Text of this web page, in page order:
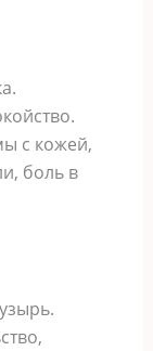
с кожей,
боль в